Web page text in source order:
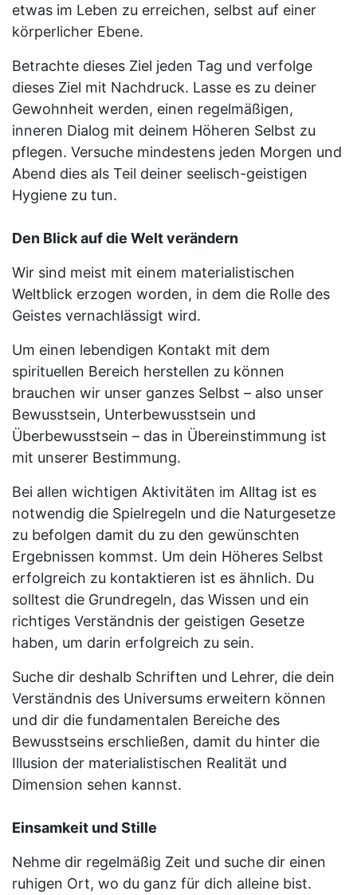
etwas im Leben zu erreichen, selbst auf einer
körperlicher Ebene.
Betrachte dieses Ziel jeden Tag und verfolge
dieses Ziel mit Nachdruck. Lasse es zu deiner
Gewohnheit werden, einen regelmäßigen,
inneren Dialog mit deinem Höheren Selbst zu
pflegen. Versuche mindestens jeden Morgen und
Abend dies als Teil deiner seelisch-geistigen
Hygiene zu tun.
Den Blick auf die Welt verändern
Wir sind meist mit einem materialistischen
Weltblick erzogen worden, in dem die Rolle des
Geistes vernachlässigt wird.
Um einen lebendigen Kontakt mit dem
spirituellen Bereich herstellen zu können
brauchen wir unser ganzes Selbst – also unser
Bewusstsein, Unterbewusstsein und
Überbewusstsein – das in Übereinstimmung ist
mit unserer Bestimmung.
Bei allen wichtigen Aktivitäten im Alltag ist es
notwendig die Spielregeln und die Naturgesetze
zu befolgen damit du zu den gewünschten
Ergebnissen kommst. Um dein Höheres Selbst
erfolgreich zu kontaktieren ist es ähnlich. Du
solltest die Grundregeln, das Wissen und ein
richtiges Verständnis der geistigen Gesetze
haben, um darin erfolgreich zu sein.
Suche dir deshalb Schriften und Lehrer, die dein
Verständnis des Universums erweitern können
und dir die fundamentalen Bereiche des
Bewusstseins erschließen, damit du hinter die
Illusion der materialistischen Realität und
Dimension sehen kannst.
Einsamkeit und Stille
Nehme dir regelmäßig Zeit und suche dir einen
ruhigen Ort, wo du ganz für dich alleine bist.